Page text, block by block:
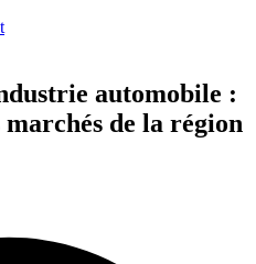
automobile :
de la région